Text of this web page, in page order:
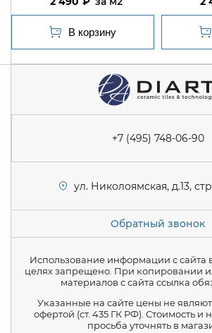
+7 (495) 748-06-90
ул. Николоямская, д.13,
Обратный звонок
Использование информации с сайта
целях запрещено. При копировании
материалов с сайта ссылка
Указанные на сайте цены не
офертой (ст. 435 ГК РФ). Стоимость и
просьба уточнять в